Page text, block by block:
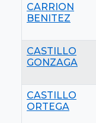
CARRION
BENITEZ
CASTILLO
GONZAGA
CASTILLO
ORTEGA